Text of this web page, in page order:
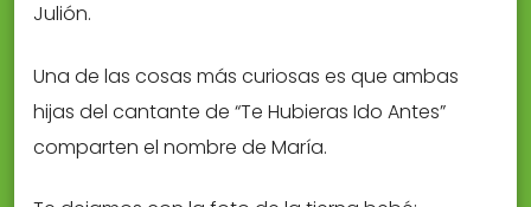
Julión.
Una de las cosas más curiosas es que ambas
hijas del cantante de “Te Hubieras Ido Antes”
comparten el nombre de María.